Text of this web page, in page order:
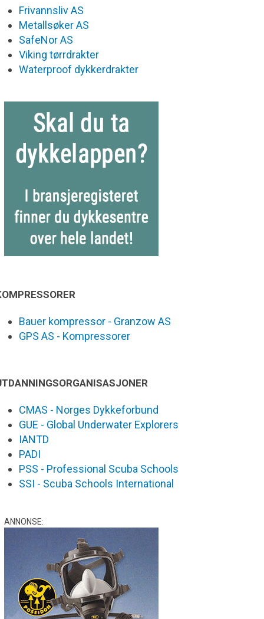
Frivannsliv AS
Metallsøker AS
SafeNor AS
Viking tørrdrakter
Waterproof dykkerdrakter
Bauer kompressor - Granzow AS
GPS AS - Kompressorer
CMAS - Norges Dykkeforbund
GUE - Global Underwater Explorers
IANTD
PADI
PSS - Professional Scuba Schools
SSI - Scuba Schools International
ANNONSE: